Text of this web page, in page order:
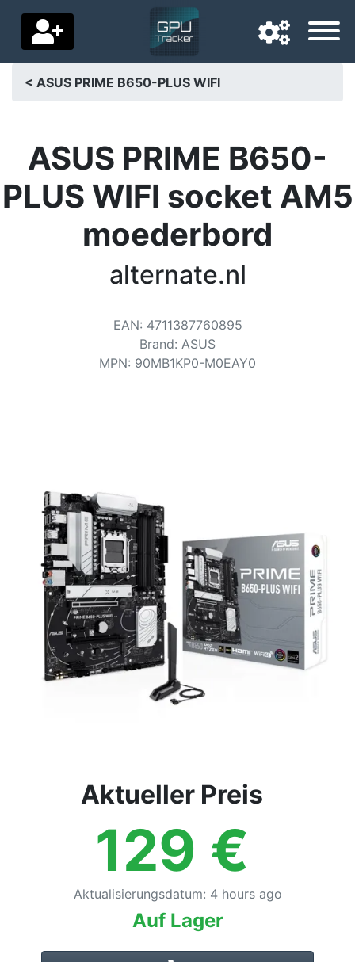
Lieferland
Startseite
Einstellungen
Unterstütze uns
Kontaktiere uns
Bedingungen
< ASUS PRIME B650-PLUS WIFI
ASUS PRIME B650-
PLUS WIFI socket AM5
moederbord
alternate.nl
EAN: 4711387760895
Brand: ASUS
MPN: 90MB1KP0-M0EAY0
Aktueller Preis
129 €
Aktualisierungsdatum: 4 hours ago
Auf Lager